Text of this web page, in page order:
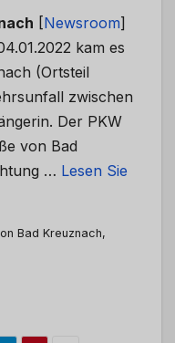
[Newsroom]
kam es
(Ortsteil
zwischen
Der PKW
von Bad
… Lesen Sie
Bad Kreuznach,